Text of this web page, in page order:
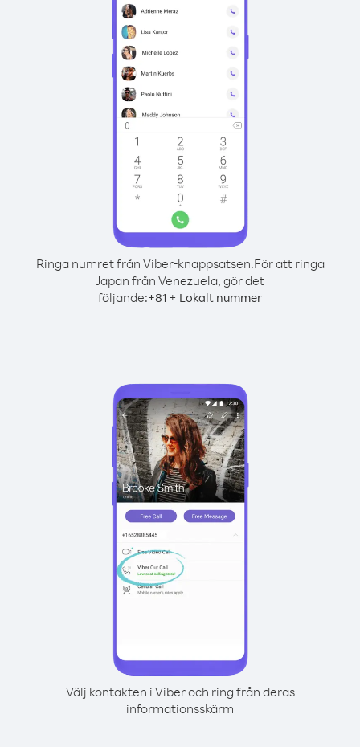
Ringa numret från Viber-knappsatsen.För att ringa
Japan från Venezuela, gör det
följande:+81 + Lokalt nummer
Välj kontakten i Viber och ring från deras
informationsskärm